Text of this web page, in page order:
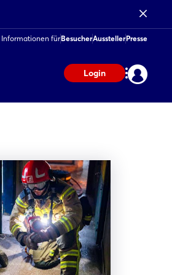
Informationen fürBesucherAusstellerPresse
Login